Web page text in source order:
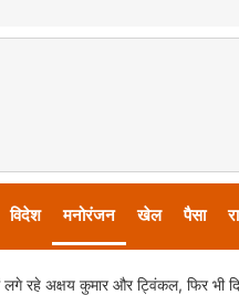
विदेश मनोरंजन खेल पैसा
लगे रहे अक्षय कुमार और ट्विंकल, फिर भी